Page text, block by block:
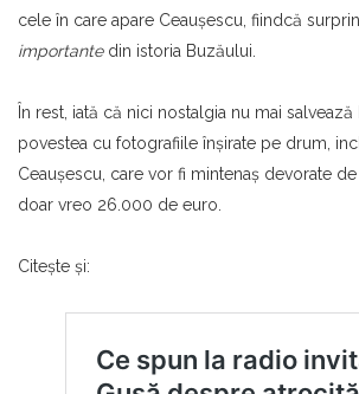
cele în care apare Ceauşescu, fiindcă
importantedin istoria Buzăului.
În rest, iată că nici nostalgia nu mai
povestea cu fotografiile înşirate pe drum,
Ceauşescu, care vor fi mintenaş devorate
doar vreo 26.000 de euro.
Citeşte şi: